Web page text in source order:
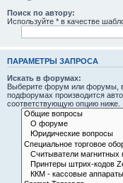
Поиск по автору:
Используйте * в качестве
ПАРАМЕТРЫ ЗАПРОСА
Искать в форумах:
Выберите форум или форумы, в
подфорумах производится
соответствующую опцию ниже.